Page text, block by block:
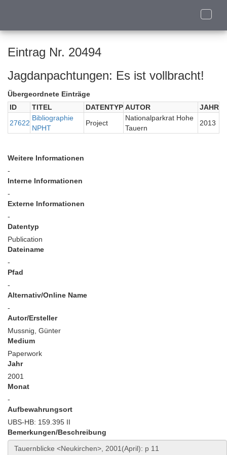
Toggle
Eintrag Nr. 20494
Jagdanpachtungen: Es ist vollbracht!
Übergeordnete Einträge
ID
TITEL DATENTYP AUTOR
JAHR
27622
Bibliographie
NPHT
Project
Nationalparkrat Hohe
Tauern
2013
Weitere Informationen
-
Interne Informationen
-
Externe Informationen
-
Datentyp
Publication
Dateiname
-
Pfad
-
Alternativ/Online Name
-
Autor/Ersteller
Mussnig, Günter
Medium
Paperwork
Jahr
2001
Monat
-
Aufbewahrungsort
UBS-HB: 159.395 II
Bemerkungen/Beschreibung